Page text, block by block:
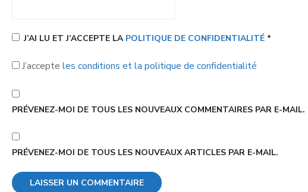
J’AI LU ET J’ACCEPTE LA POLITIQUE DE CONFIDENTIALITÉ *
J’accepte les conditions et la politique de confidentialité
PRÉVENEZ-MOI DE TOUS LES NOUVEAUX COMMENTAIRES PAR E-MAIL.
PRÉVENEZ-MOI DE TOUS LES NOUVEAUX ARTICLES PAR E-MAIL.